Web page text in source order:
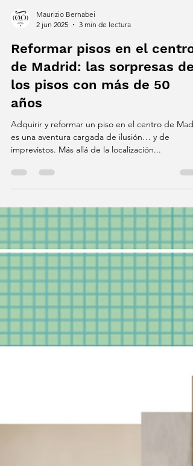
2 jun 2025
3 min de lectura
Reformar pisos en el centro
de Madrid: las sorpresas de
los pisos con más de 50
años
Adquirir y reformar un piso en el centro de
imprevistos. Más allá de la localización...